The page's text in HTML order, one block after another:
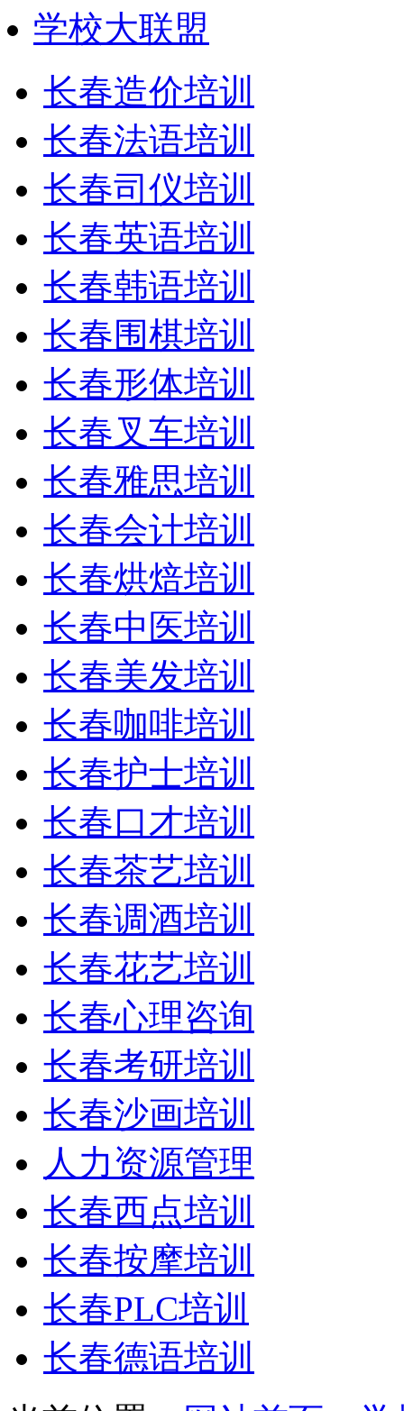
学校大联盟
长春造价培训
长春法语培训
长春司仪培训
长春英语培训
长春韩语培训
长春围棋培训
长春形体培训
长春叉车培训
长春雅思培训
长春会计培训
长春烘焙培训
长春中医培训
长春美发培训
长春咖啡培训
长春护士培训
长春口才培训
长春茶艺培训
长春调酒培训
长春花艺培训
长春心理咨询
长春考研培训
长春沙画培训
人力资源管理
长春西点培训
长春按摩培训
长春PLC培训
长春德语培训